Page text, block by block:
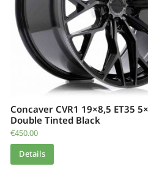
Concaver CVR1 19×8,5 ET35
Double Tinted Black
€450.00
Details